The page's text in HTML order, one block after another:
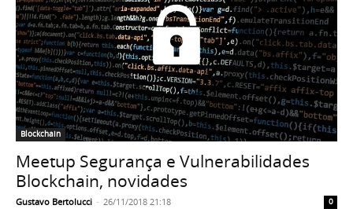
Blockchain
Meetup Segurança e Vulnerabilidades
Blockchain, novidades
Gustavo Bertolucci - 26/11/2018 21:18 0